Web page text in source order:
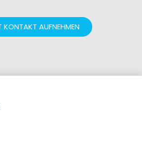
JETZT KONTAKT AUFNEHMEN